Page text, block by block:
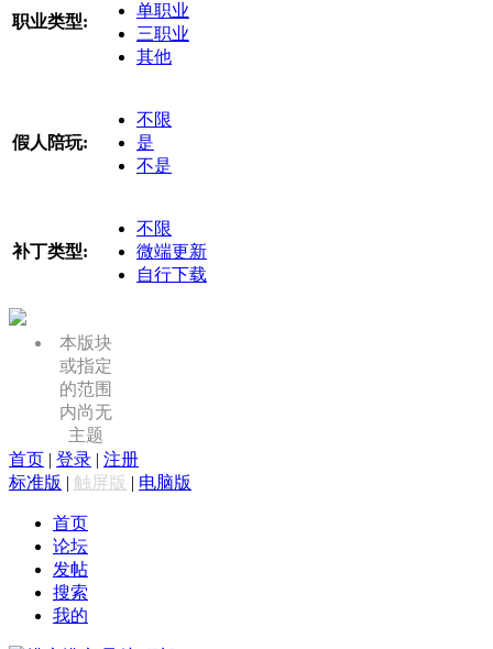
职业类型:
单职业
三职业
其他
假人陪玩:
不限
是
不是
补丁类型:
不限
微端更新
自行下载
本版块
或指定
的范围
内尚无
主题
首页 | 登录 | 注册
标准版 | 触屏版 | 电脑版
首页
论坛
发帖
搜索
我的